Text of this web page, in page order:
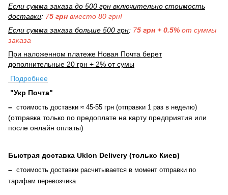
Если сумма заказа до 500 грн включительно стоимость
доставки: 75 грн вместо 80 грн!
Если сумма заказа больше 500 грн: 75 грн + 0.5% от суммы
заказа
При наложенном платеже Новая Почта берет
дополнительные 20 грн + 2% от сумы
Подробнее
"Укр Почта"
– стоимость доставки ≈ 45-55 грн (отправки 1 раз в неделю)
(отправка только по предоплате на карту предприятия или
после онлайн оплаты)
Быстрая доставка Uklon Delivery (только Киев)
– стоимость доставки расчитывается в момент отправки по
тарифам перевозчика